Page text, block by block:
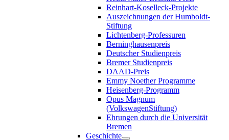
Reinhart-Koselleck-Projekte
Auszeichnungen der Humboldt-
Stiftung
Lichtenberg-Professuren
Berninghausenpreis
Deutscher Studienpreis
Bremer Studienpreis
DAAD-Preis
Emmy Noether Programme
Heisenberg-Programm
Opus Magnum
(VolkswagenStiftung)
Ehrungen durch die Universität
Bremen
Geschichte